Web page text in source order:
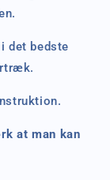
det bedste
at man kan